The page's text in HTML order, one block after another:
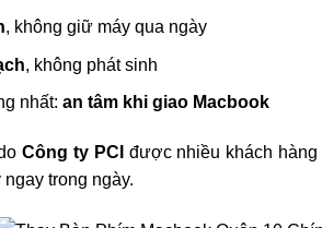
, không giữ máy qua ngày
, không phát sinh
nhất: an tâm khi giao Macbook
Công ty PCI được nhiều khách
trong ngày.